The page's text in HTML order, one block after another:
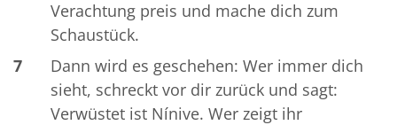
Verachtung preis und mache dich zum
Schaustück.
7
Dann wird es geschehen: Wer immer dich
sieht, schreckt vor dir zurück und sagt:
Verwüstet ist Nínive. Wer zeigt ihr